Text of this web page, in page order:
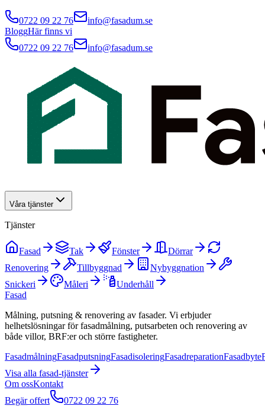
0722 09 22 76
info@fasadum.se
BloggHär finns vi
0722 09 22 76
info@fasadum.se
Våra tjänster
Tjänster
Fasad Tak Fönster
Dörrar
Renovering
Tillbyggnad
Nybyggnation
Snickeri
Måleri
Underhåll
Fasad
Målning, putsning & renovering av fasader. Vi erbjuder
helhetslösningar för fasadmålning, putsarbeten och renovering av
både villor, BRF:er och större fastigheter.
FasadmålningFasadputsningFasadisoleringFasadreparationFasadbyte
Visa alla fasad-tjänster
Om ossKontakt
Begär offert
0722 09 22 76